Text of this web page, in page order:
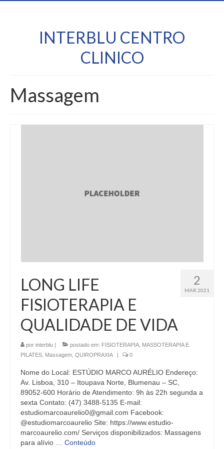
INTERBLU CENTRO
CLINICO
Massagem
2
MAR 2021
LONG LIFE
FISIOTERAPIA E
QUALIDADE DE VIDA
por interblu | postado em: FISIOTERAPIA, MASSOTERAPIA E
PILATES Massagem QUIROPRAXIA | 0
Nome do Local: ESTÚDIO MARCO AURÉLIO Endereço:
Av. Lisboa, 310 – Itoupava Norte, Blumenau – SC,
89052-600 Horário de Atendimento: 9h às 22h segunda a
sexta Contato: (47) 3488-5135 E-mail:
estudiomarcoaurelio0@gmail.com Facebook:
@estudiomarcoaurelio Site: https://www.estudio-
marcoaurelio.com/ Serviços disponibilizados: Massagens
para alívio … Conteúdo